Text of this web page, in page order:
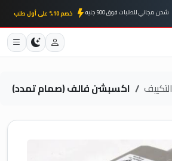
شحن مجاني للطلبات فوق 500 جنيه خصم 10% على أول طلب
التكييف اكسبشن فالف (صمام تمدد)